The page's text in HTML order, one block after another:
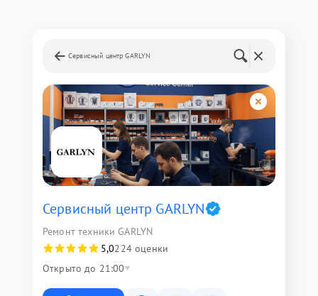
Сервисный центр GARLYN
Сервисный центр GARLYN
Ремонт техники GARLYN
5,0224 оценки
Открыто до 21:00